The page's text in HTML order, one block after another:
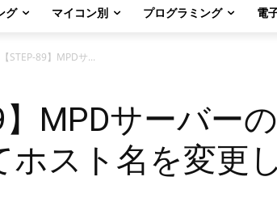
グ マイコン別 プログラミング 電
【STEP-89】MPDサ...
】MPDサーバー
ホスト名を変更